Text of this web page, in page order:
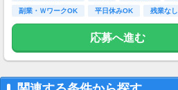
◆交通費別途支給（規定あり）
◆残業手当割増支給（1.25倍/h）
副業・ＷワークOK
平日休みOK 残業なし
新卒・第二新卒歓迎
応募へ進む